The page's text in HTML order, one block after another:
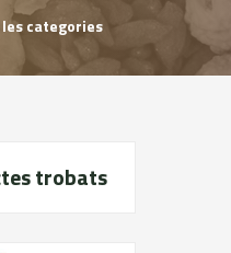
categories
trobats